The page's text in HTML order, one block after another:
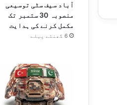
آباد سیف سٹی توسیعی
منصوبہ 30 ستمبر تک
مکمل کرنے کی ہدایت
6 گھنٹے پہلے